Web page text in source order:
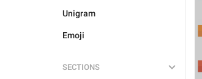
Unigram
Emoji
SECTIONS